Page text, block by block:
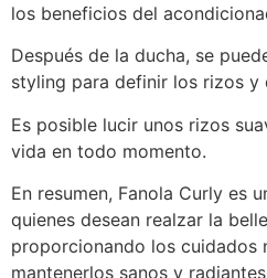
los beneficios del
Después de la ducha, se
styling para definir los rizos y
Es posible lucir unos rizos
vida en todo momento.
En resumen, Fanola Curly es
quienes desean realzar la
proporcionando los cuidados
mantenerlos sanos y